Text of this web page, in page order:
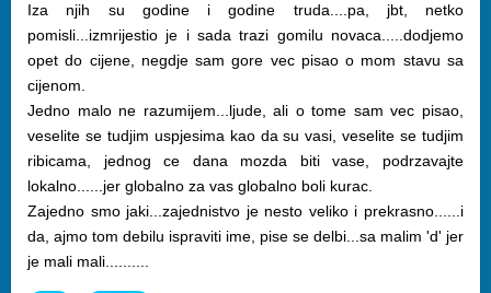
Iza njih su godine i godine truda....pa, jbt, netko
pomisli...izmrijestio je i sada trazi gomilu novaca.....dodjemo
opet do cijene, negdje sam gore vec pisao o mom stavu sa
cijenom.
Jedno malo ne razumijem...ljude, ali o tome sam vec pisao,
veselite se tudjim uspjesima kao da su vasi, veselite se tudjim
ribicama, jednog ce dana mozda biti vase, podrzavajte
lokalno......jer globalno za vas globalno boli kurac.
Zajedno smo jaki...zajednistvo je nesto veliko i prekrasno......i
da, ajmo tom debilu ispraviti ime, pise se delbi...sa malim 'd' jer
je mali mali..........